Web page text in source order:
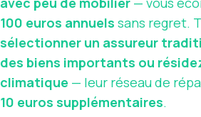
100 euros annuels sans regret.
sélectionner un assureur
des biens importants ou
climatique — leur réseau de
10 euros supplémentaires.